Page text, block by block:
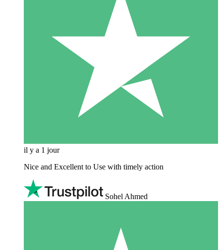
il y a 1 jour
Nice and Excellent to Use with timely action
Sohel Ahmed